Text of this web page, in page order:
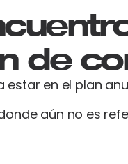
de
en el plan
aún no es